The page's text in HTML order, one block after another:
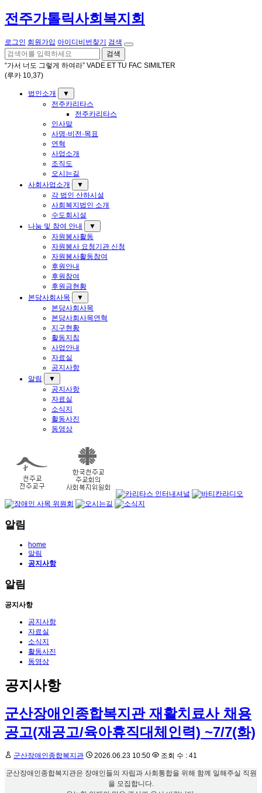
전주가톨릭사회복지회
로그인 회원가입 아이디비번찾기
검색
검색
“가서 너도 그렇게 하여라” VADE ET TU FAC SIMILTER
(루카 10,37)
법인소개
▼
전주카리타스
전주카리타스
인사말
사명·비전·목표
연혁
사업소개
조직도
오시는길
사회사업소개
▼
각 법인 산하시설
사회복지법인 소개
수도회시설
나눔 및 참여 안내
▼
자원봉사활동
자원봉사 요청기관 신청
자원봉사활동참여
후원안내
후원참여
후원금현황
본당사회사목
▼
본당사회사목
본당사회사목연혁
지구현황
활동지침
사업안내
자료실
공지사항
알림
▼
공지사항
자료실
소식지
활동사진
동영상
알림
home
알림
공지사항
알림
공지사항
공지사항
자료실
소식지
활동사진
동영상
공지사항
군산장애인종합복지관 재활치료사 채용
공고(재공고/육아휴직대체인력) ~7/7(화)
군산장애인종합복지관 2026.06.23 10:50 조회 수 : 41
군산장애인종합복지관은 장애인들의 자립과 사회통합을 위해 함께 일해주실 직원
을 모집합니다.